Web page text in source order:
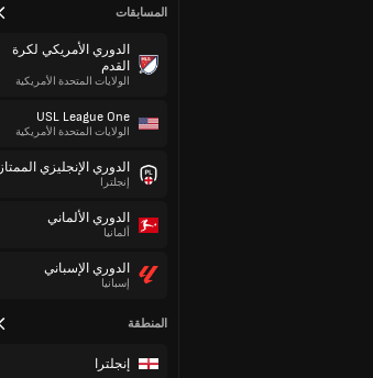
المسابقات
الدوري الأمريكي لكرة
القدم
الولايات المتحدة الأمريكية
USL League One
الولايات المتحدة الأمريكية
الدوري الإنجليزي الممتاز
إنجلترا
الدوري الألماني
ألمانيا
الدوري الإسباني
إسبانيا
المنطقة
إنجلترا